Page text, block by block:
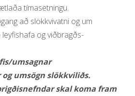
tímasetningu.
að slökkvivatni og um
og við­bragðs-
umsagnar
umsögn slökkviliðs.
skal koma fram
eftirlits og annarra gjalda
upplýsingar um starfsfólk